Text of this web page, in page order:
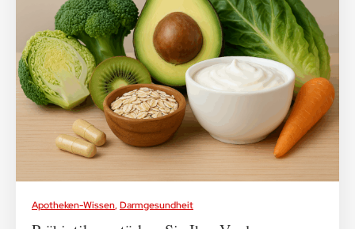
Apotheken-Wissen,Darmgesundheit